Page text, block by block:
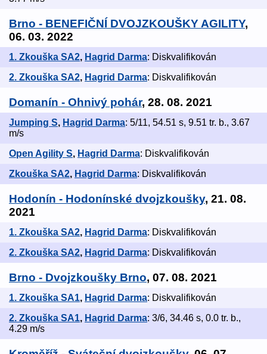
Brno - BENEFIČNÍ DVOJZKOUŠKY AGILITY,
06. 03. 2022
1. Zkouška SA2, Hagrid Darma: Diskvalifikován
2. Zkouška SA2, Hagrid Darma: Diskvalifikován
Domanín - Ohnivý pohár, 28. 08. 2021
Jumping S, Hagrid Darma: 5/11, 54.51 s, 9.51 tr. b., 3.67
m/s
Open Agility S, Hagrid Darma: Diskvalifikován
Zkouška SA2, Hagrid Darma: Diskvalifikován
Hodonín - Hodonínské dvojzkoušky, 21. 08.
2021
1. Zkouška SA2, Hagrid Darma: Diskvalifikován
2. Zkouška SA2, Hagrid Darma: Diskvalifikován
Brno - Dvojzkoušky Brno, 07. 08. 2021
1. Zkouška SA1, Hagrid Darma: Diskvalifikován
2. Zkouška SA1, Hagrid Darma: 3/6, 34.46 s, 0.0 tr. b.,
4.29 m/s